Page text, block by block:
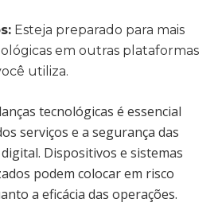
Esteja preparado para mais
em outras plataformas
utiliza.
tecnológicas é essencial
serviços e a segurança das
Dispositivos e sistemas
podem colocar em risco
a eficácia das operações.